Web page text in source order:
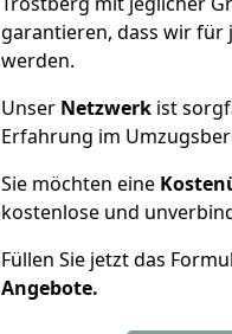
garantieren, dass wir für
werden.
Unser Netzwerk ist
Erfahrung im
Sie möchten eine
kostenlose und
Füllen Sie jetzt das
Angebote.